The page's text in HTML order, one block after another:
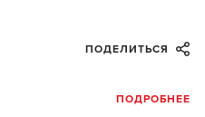
ПОДЕЛИТЬСЯ
ПОДРОБНЕЕ